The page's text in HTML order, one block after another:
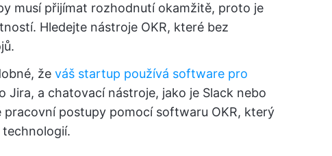
musí přijímat rozhodnutí okamžitě, proto je
Hledejte nástroje OKR, které bez
že váš startup používá software pro
Jira, a chatovací nástroje, jako je Slack nebo
postupy pomocí softwaru OKR, který
technologií.